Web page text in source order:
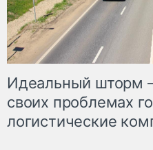
Идеальный шторм
своих проблемах
логистические